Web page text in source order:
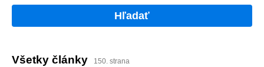
Hľadať
Všetky články 150. strana